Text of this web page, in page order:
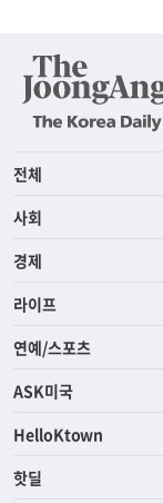
전체
사회
경제
라이프
연예/스포츠
ASK미국
HelloKtown